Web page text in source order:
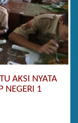
AKSI NYATA
NEGERI 1